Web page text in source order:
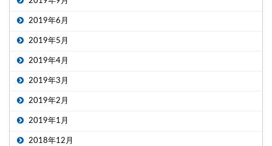
2019年6月
2019年5月
2019年4月
2019年3月
2019年2月
2019年1月
2018年12月